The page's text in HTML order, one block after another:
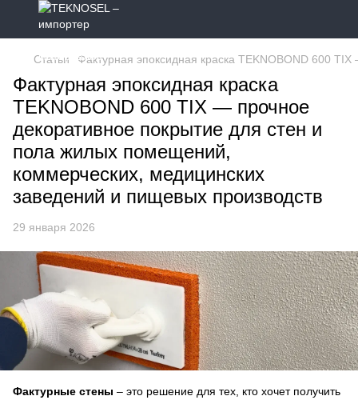
Статьи Фактурная эпоксидная краска TEKNOBOND 600
Фактурная эпоксидная краска
TEKNOBOND 600 TIX — прочное
декоративное покрытие для стен и
пола жилых помещений,
коммерческих, медицинских
заведений и пищевых производств
29 января 2026
Фактурные стены – это решение для тех, кто хочет получить